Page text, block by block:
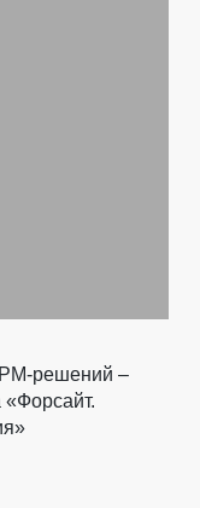
решений –
«Форсайт.